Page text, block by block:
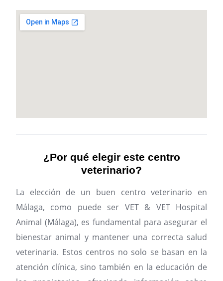
¿Por qué elegir este centro
veterinario?
La elección de un buen centro veterinario en
Málaga, como puede ser VET & VET Hospital
Animal (Málaga), es fundamental para asegurar el
bienestar animal y mantener una correcta salud
veterinaria. Estos centros no solo se basan en la
atención clínica, sino también en la educación de